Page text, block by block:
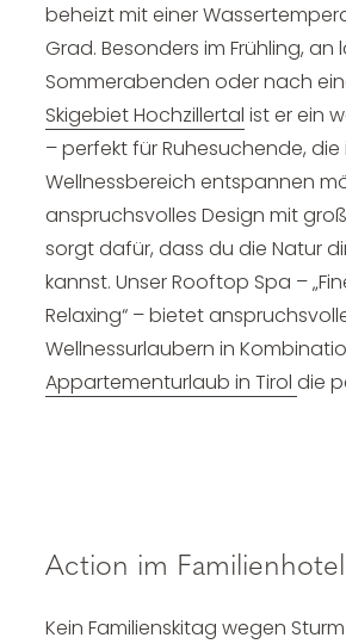
beheizt mit einer
Grad. Besonders im Frühling, an
Sommerabenden oder nach
Skigebiet Hochzillertal ist er ein
– perfekt für Ruhesuchende, die
Wellnessbereich entspannen
anspruchsvolles Design mit
sorgt dafür, dass du die Natur
kannst. Unser Rooftop Spa –
Relaxing“ – bietet
Wellnessurlaubern in
Appartementurlaub in Tirol die
Action im
Kein Familienskitag wegen